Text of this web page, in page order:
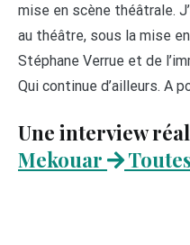
mise en scène théâtrale.
au théâtre, sous la mise
Stéphane Verrue et de
Qui continue d’ailleurs. A
Une interview
Mekouar